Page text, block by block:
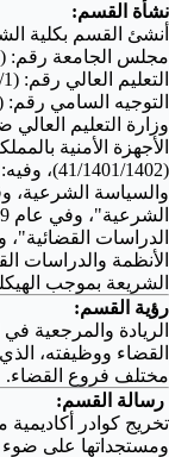
نشأة القسم:
وزارة التعليم
الأجهزة الأمنية
(41/1401/
والسياسة الشرعية،
الدراسات
الشريعة بموجب
رؤية القسم:
الريادة والمرجعية
القضاء ووظيفته،
مختلف فروع القضاء.
رسالة القسم:
تخريج كوادر
ومستجداتها على ضوء